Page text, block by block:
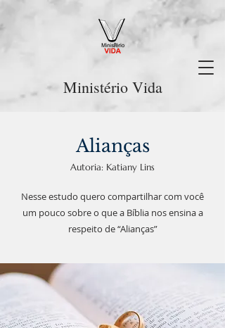
Ministério Vida
Alianças
Autoria: Katiany Lins
Nesse estudo quero compartilhar com você
um pouco sobre o que a Bíblia nos ensina a
respeito de “Alianças”